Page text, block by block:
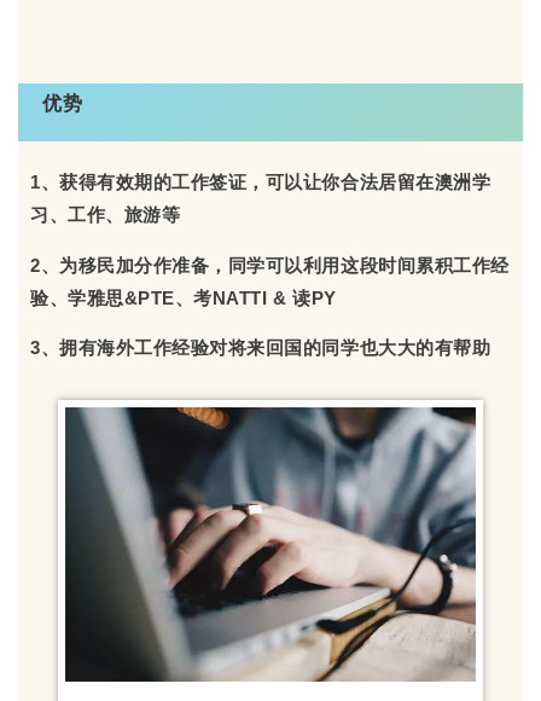
优势
1、获得有效期的工作签证，可以让你合法居留在澳洲学
习、工作、旅游等
2、为移民加分作准备，同学可以利用这段时间累积工作经
验、学雅思&PTE、考NATTI & 读PY
3、拥有海外工作经验对将来回国的同学也大大的有帮助